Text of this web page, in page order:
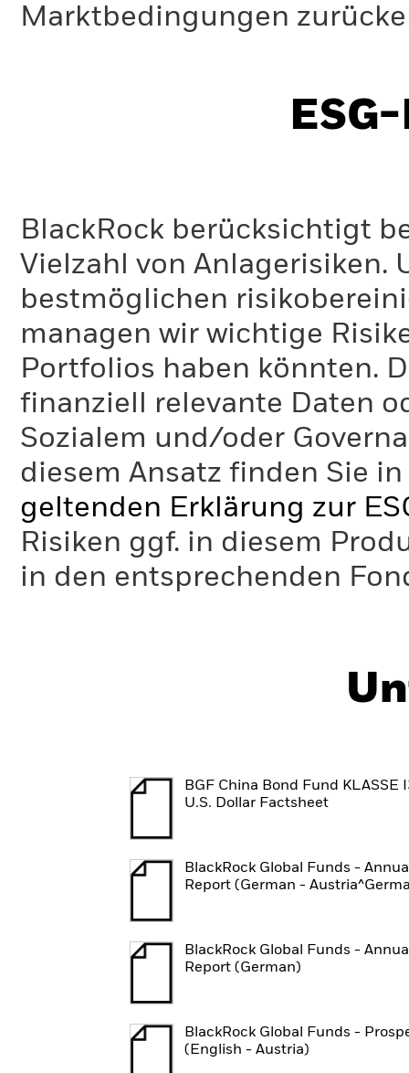
Marktbedingungen
BlackRock berücksichtigt
Vielzahl von Anlagerisiken.
bestmöglichen
managen wir wichtige
Portfolios haben könnten.
finanziell relevante Daten
Sozialem und/oder
diesem Ansatz finden Sie
geltenden Erklärung zur
Risiken ggf. in diesem
in den entsprechenden
BGF China Bond Fund KLASSE
U.S. Dollar Factsheet
BlackRock Global Funds -
Report (German -
BlackRock Global Funds -
Report (German)
BlackRock Global Funds -
(English - Austria)